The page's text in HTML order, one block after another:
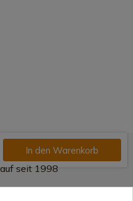
In den Warenkorb
seit 1998